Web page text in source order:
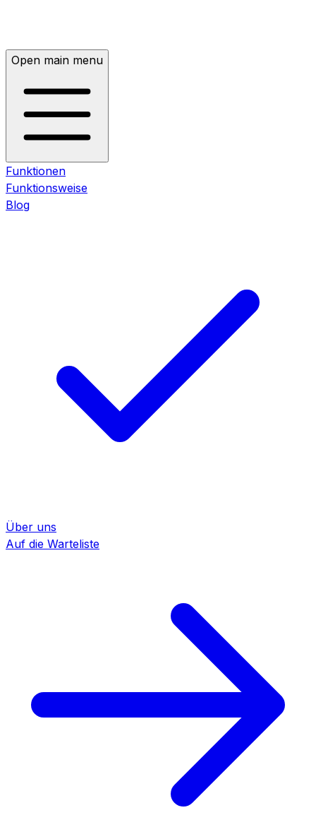
Open main menu
Funktionen
Funktionsweise
Blog
Über uns
Auf die Warteliste